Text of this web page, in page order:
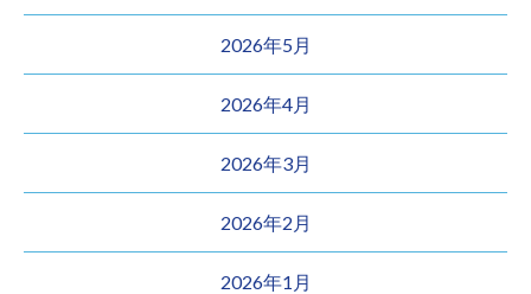
2026年5月
2026年4月
2026年3月
2026年2月
2026年1月